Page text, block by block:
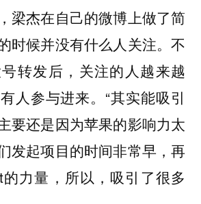
梁杰在自己的微博上做了简
时候并没有什么人关注。不
转发后，关注的人越来越
人参与进来。“其实能吸引
要还是因为苹果的影响力太
发起项目的时间非常早，再
力量，所以，吸引了很多